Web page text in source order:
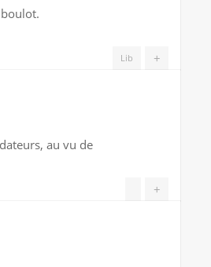
+
Lib
au vu de
+